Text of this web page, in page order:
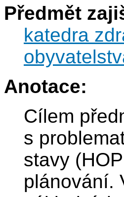
Předmět
katedra
Anotace:
Cílem
s
stavy
plánování.